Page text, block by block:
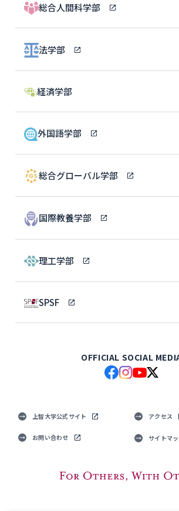
総合人間科学部
法学部
経済学部
外国語学部
総合グローバル学部
国際教養学部
理工学部
SPSF
OFFICIAL SOCIAL
上智大学公式サイト アクセス
お問い合わせ サイトマ